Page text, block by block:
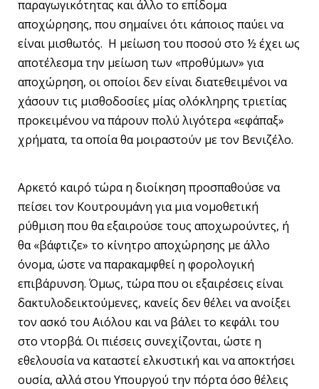
παραγωγικότητας και άλλο το επίδομα
αποχώρησης, που σημαίνει ότι κάποιος παύει να
είναι μισθωτός. Η μείωση του ποσού στο ½ έχει ως
αποτέλεσμα την μείωση των «προθύμων» για
αποχώρηση, οι οποίοι δεν είναι διατεθειμένοι να
χάσουν τις μισθοδοσίες μίας ολόκληρης τριετίας
προκειμένου να πάρουν πολύ λιγότερα «εφάπαξ»
χρήματα, τα οποία θα μοιραστούν με τον Βενιζέλο.
Αρκετό καιρό τώρα η διοίκηση προσπαθούσε να
πείσει τον Κουτρουμάνη για μια νομοθετική
ρύθμιση που θα εξαιρούσε τους αποχωρούντες, ή
θα «βάφτιζε» το κίνητρο αποχώρησης με άλλο
όνομα, ώστε να παρακαμφθεί η φορολογική
επιβάρυνση. Όμως, τώρα που οι εξαιρέσεις είναι
δακτυλοδεικτούμενες, κανείς δεν θέλει να ανοίξει
τον ασκό του Αιόλου και να βάλει το κεφάλι του
στο ντορβά. Οι πιέσεις συνεχίζονται, ώστε η
εθελουσία να καταστεί ελκυστική και να αποκτήσει
ουσία, αλλά στου Υπουργού την πόρτα όσο θέλεις